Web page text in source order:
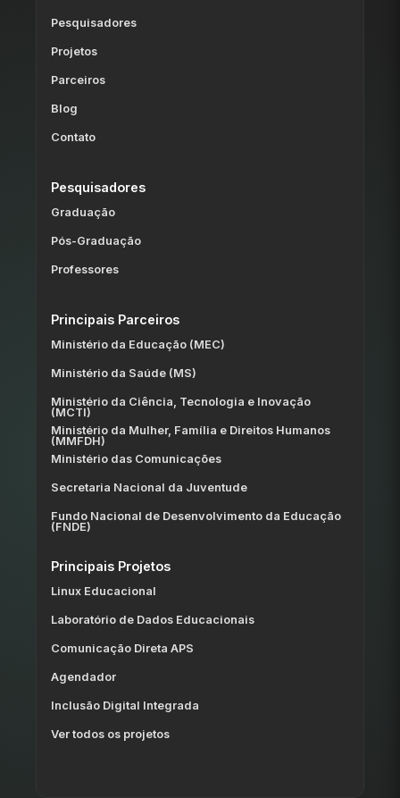
Pesquisadores
Projetos
Parceiros
Blog
Contato
Pesquisadores
Graduação
Pós-Graduação
Professores
Principais Parceiros
Ministério da Educação (MEC)
Ministério da Saúde (MS)
Ministério da Ciência, Tecnologia e Inovação
(MCTI)
Ministério da Mulher, Família e Direitos Humanos
(MMFDH)
Ministério das Comunicações
Secretaria Nacional da Juventude
Fundo Nacional de Desenvolvimento da Educação
(FNDE)
Principais Projetos
Linux Educacional
Laboratório de Dados Educacionais
Comunicação Direta APS
Agendador
Inclusão Digital Integrada
Ver todos os projetos